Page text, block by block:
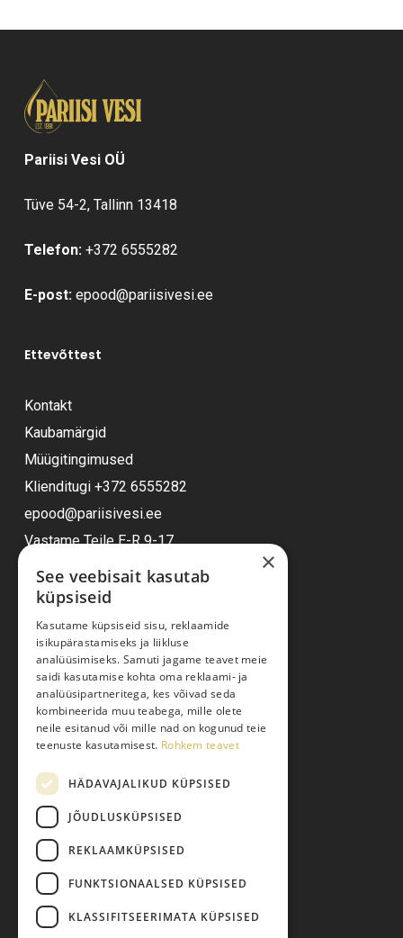
Ostukorvis ei ole tooteid.
Pariisi Vesi OÜ
Tüve 54-2, Tallinn 13418
Telefon: +372 6555282
E-post: epood@pariisivesi.ee
Ettevõttest
Kontakt
Kaubamärgid
Müügitingimused
Klienditugi +372 6555282
epood@pariisivesi.ee
Vastame Teile E-R 9-17
Ostuabi
Kauba kohaletoimetamine
Toodete tellimine
Maksmine
Järelmaks
Pretensiooni esitamine
Isikuandmete töötlemine
×
See veebisait kasutab
küpsiseid
Kasutame küpsiseid sisu, reklaamide
isikupärastamiseks ja liikluse
analüüsimiseks. Samuti jagame teavet meie
saidi kasutamise kohta oma reklaami- ja
analüüsipartneritega, kes võivad seda
kombineerida muu teabega, mille olete
neile esitanud või mille nad on kogunud teie
teenuste kasutamisest. Rohkem teavet
HÄDAVAJALIKUD KÜPSISED
JÕUDLUSKÜPSISED
REKLAAMKÜPSISED
FUNKTSIONAALSED KÜPSISED
KLASSIFITSEERIMATA KÜPSISED